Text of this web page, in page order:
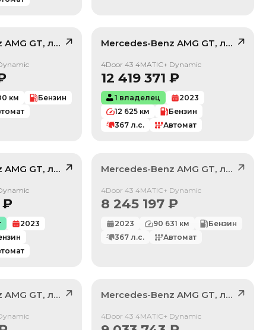
AMG GT, лот 42248613
/ 10
км
Бензин
Mercedes-Benz AMG GT, лот/ 10
4Door 43 4MATIC+ Dynamic
12 419 371 ₽
1 владелец
2023
12 625км
Бензин
367л.с. Автомат
AMG GT, лот 42231551
/ 10
₽
2023
Mercedes-Benz AMG GT, лот
Продан
4Door 43 4MATIC+ Dynamic
8 245 197₽
2023 90 631 км
Бензин
367л.с. Автомат
AMG GT, лот 41596855Mercedes-Benz AMG GT, лот
Продан
4Door 43 4MATIC+ Dynamic